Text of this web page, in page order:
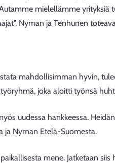
mielellämme yrityksiä
Nyman ja Tenhunen
mahdollisimman hyvin,
joka aloitti työnsä
uudessa hankkeessa.
ja Nyman Etelä-Suomesta.
mene. Jatketaan siis